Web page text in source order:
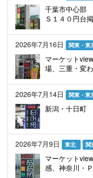
千葉市中心部
Ｓ１４０円台
2026年7月16日 関東・東
マーケット
場、三重・変
2026年7月14日 関東・東
新潟・十日町
2026年7月9日 東北 関
マーケット
感、神奈川・